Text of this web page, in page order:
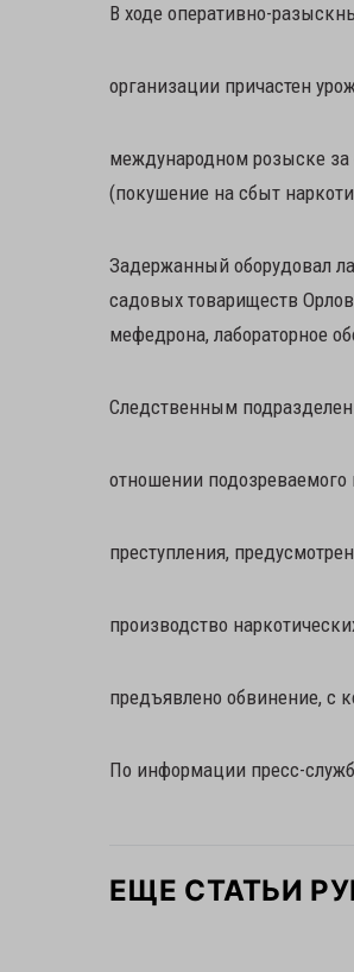
В ходе оперативно-
организации причастен
международном розыске за
(покушение на сбыт
Задержанный оборудовал
садовых товариществ
мефедрона, лабораторное
Следственным
отношении подозреваемого
преступления,
производство
предъявлено обвинение, с
По информации пресс-
ЕЩЕ СТАТЬИ